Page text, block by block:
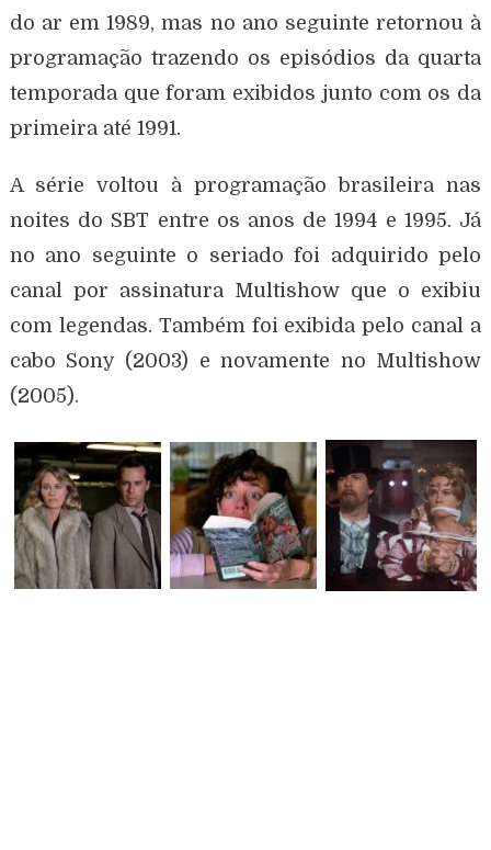
do ar em 1989, mas no ano seguinte retornou à
programação trazendo os episódios da quarta
temporada que foram exibidos junto com os da
primeira até 1991.
A série voltou à programação brasileira nas
noites do SBT entre os anos de 1994 e 1995. Já
no ano seguinte o seriado foi adquirido pelo
canal por assinatura Multishow que o exibiu
com legendas. Também foi exibida pelo canal a
cabo Sony (2003) e novamente no Multishow
(2005).